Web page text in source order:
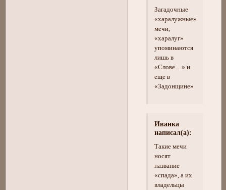
Загадочные
«харалужные»
мечи,
«харалуг»
упоминаются
лишь в
«Слове…» и
еще в
«Задонщине»
Иванка
написал(а):
Такие мечи
носят
название
«спада», а их
владельцы